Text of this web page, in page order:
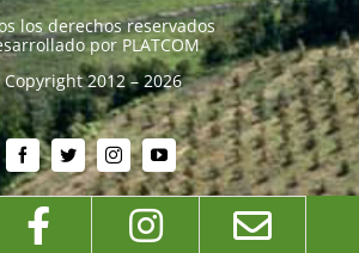
los derechos reservados
por PLATCOM
2012 – 2026
FacebookInstagram